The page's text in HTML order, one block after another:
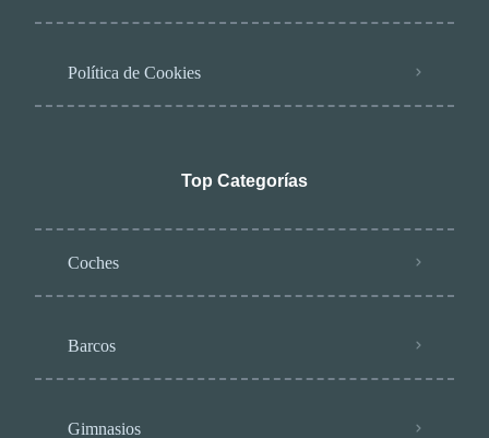
Política de Cookies
Top Categorías
Coches
Barcos
Gimnasios